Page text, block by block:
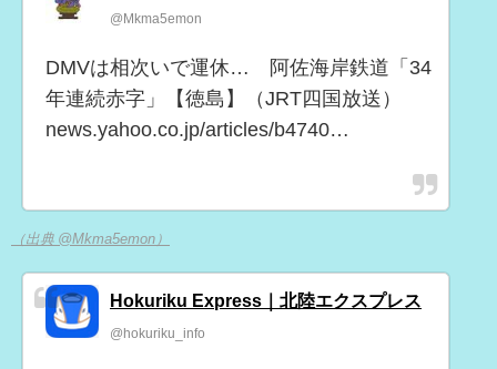
@Mkma5emon
DMVは相次いで運休… 阿佐海岸鉄道「34
年連続赤字」【徳島】（JRT四国放送）
news.yahoo.co.jp/articles/b4740…
（出典 @Mkma5emon）
Hokuriku Express｜北陸エクスプレス
@hokuriku_info